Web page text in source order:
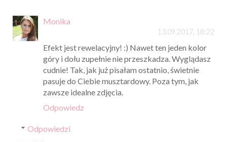
Monika
13.09.2017, 18:22
Efekt jest rewelacyjny! :) Nawet ten jeden kolor
góry i dołu zupełnie nie przeszkadza. Wyglądasz
cudnie! Tak, jak już pisałam ostatnio, świetnie
pasuje do Ciebie musztardowy. Poza tym, jak
zawsze idealne zdjęcia.
Odpowiedz
Odpowiedzi